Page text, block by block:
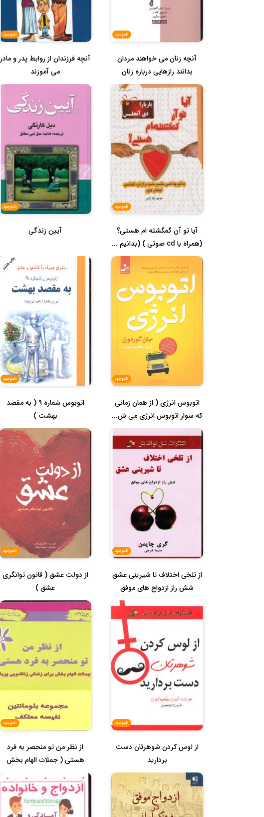
ناموجود
آنچه زنان می خواهند مردان
بدانند رازهایی درباره زنان
ناموجود
آنچه فرزندان از روابط پدر و مادر
می آموزند
ناموجود
آیا تو آن گمگشته ام هستی؟
(همراه با cd صوتی ) (بدانیم ...
ناموجود
آیین زندگی
ناموجود
اتوبوس انرژی ( از همان زمانی
که سوار اتوبوس انرژی می ش...
ناموجود
اتوبوس شماره 9 ( به مقصد
بهشت )
ناموجود
از تلخی اختلاف تا شیرینی عشق
شش راز ازدواج های موفق
ناموجود
از دولت عشق ( قانون توانگری
عشق )
ناموجود
از لوس کردن شوهرتان دست
بردارید
ناموجود
از نظر من تو منحصر به فرد
هستی ( جملات الهام بخش